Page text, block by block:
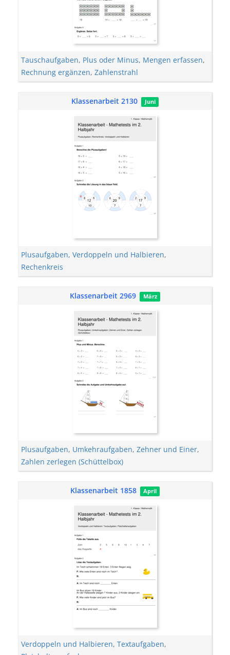
Tauschaufgaben, Plus oder Minus, Mengen erfassen,
Rechnung ergänzen, Zahlenstrahl
Klassenarbeit 2130 Juni
Plusaufgaben, Verdoppeln und Halbieren,
Rechenkreis
Klassenarbeit 2969 März
Plusaufgaben, Umkehraufgaben, Zehner und Einer,
Zahlen zerlegen (Schüttelbox)
Klassenarbeit 1858 April
Verdoppeln und Halbieren, Textaufgaben,